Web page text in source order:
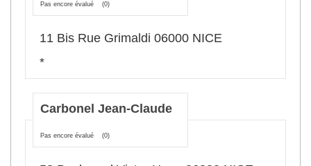
Pas encore évalué (0)
11 Bis Rue Grimaldi 06000 NICE
*
Carbonel Jean-Claude
Pas encore évalué (0)